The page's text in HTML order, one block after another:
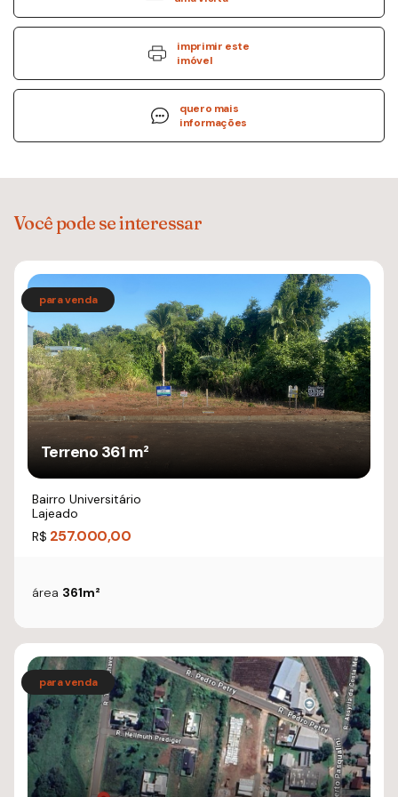
imprimir este
imóvel
quero mais
informações
Você pode se interessar
Terreno 361 m²
Bairro Universitário
Lajeado
R$ 257.000,00
área 361m²